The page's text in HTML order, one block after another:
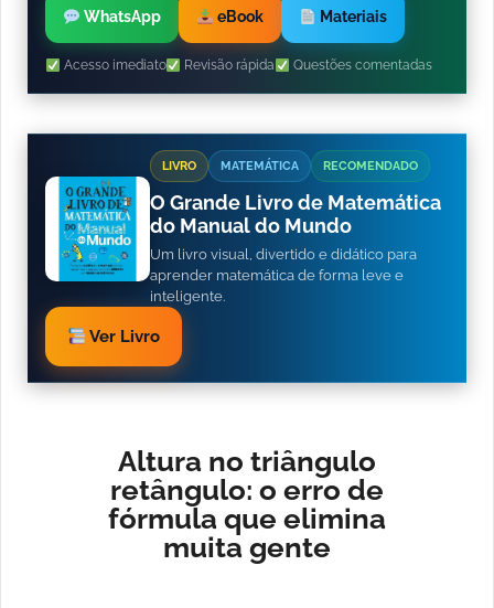
WhatsApp eBook Materiais
Acesso imediato Revisão rápida Questões comentadas
LIVRO MATEMÁTICA RECOMENDADO
O Grande Livro de Matemática
do Manual do Mundo
Um livro visual, divertido e didático para
aprender matemática de forma leve e
inteligente.
Ver Livro
Altura no triângulo
retângulo: o erro de
fórmula que elimina
muita gente